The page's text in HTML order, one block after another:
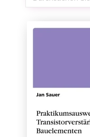
Sie
Shop